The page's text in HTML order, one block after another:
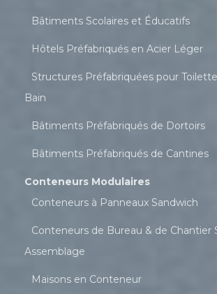
Bâtiments Scolaires et Éducatifs
Hôtels Préfabriqués en Acier Léger
Structures Préfabriquées pour
Bain
Bâtiments Préfabriqués de Dortoirs
Bâtiments Préfabriqués de Cantines
Conteneurs Modulaires
Conteneurs à Panneaux Sandwich
Conteneurs de Bureau & de Chantier
Assemblage
Maisons en Conteneur